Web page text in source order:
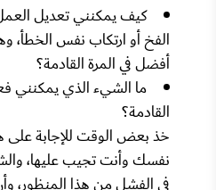
كيف يمكنني تعديل
الفخ أو ارتكاب نفس
أفضل في المرة القادمة؟
ما الشيء الذي يمكنني
القادمة؟
خذ بعض الوقت للإجابة على
نفسك وأنت تجيب عليها،
في الفشل من هذا المنظور،